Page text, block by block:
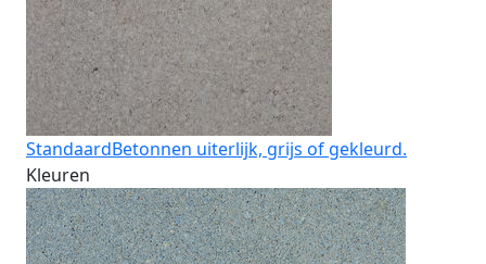
StandaardBetonnen uiterlijk, grijs of gekleurd.
Kleuren